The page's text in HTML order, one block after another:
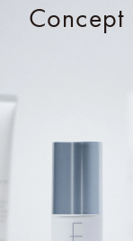
Concept